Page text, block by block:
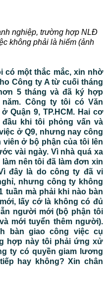
nghiệp, trường hợp NLĐ
không phải là hiếm (ảnh
có một thắc mắc, xin nhờ
Công ty A từ cuối tháng
5 tháng và đã ký hợp
Công ty tôi có Văn
Quận 9, TP.HCM. Hai cơ
khi tôi phỏng vấn và
ở Q9, nhưng nay công
ở bộ phận của tôi lên
vài ngày. Vì nhà quá xa
nên tôi đã làm đơn xin
đây là do công ty đã vi
nhưng công ty không
tuần mà phải khi nào bàn
lấy cớ là không có đủ
người mới (bộ phận tôi
mới tuyển thêm người).
bàn giao công việc cụ
hợp này tôi phải ứng xử
ty có quyền giam lương
hay không? Xin chân